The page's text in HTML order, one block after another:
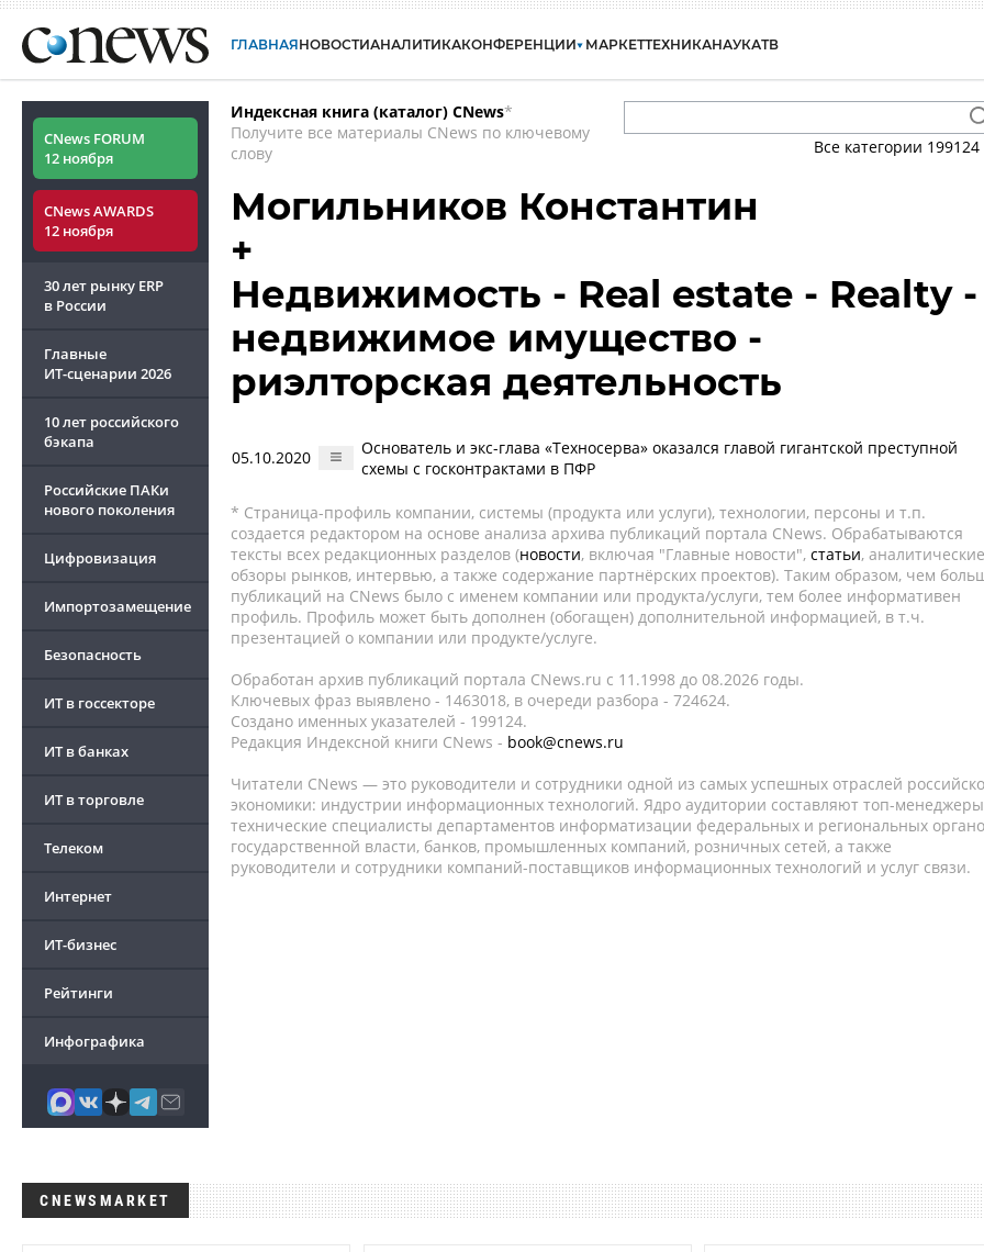
ГЛАВНАЯНОВОСТИАНАЛИТИКАКОНФЕРЕНЦИИ МАРКЕТТЕХНИКАНАУКАТВ
CNews FORUM
12 ноября
CNews AWARDS
12 ноября
30 лет рынку ERP
в России
Главные
ИТ-сценарии 2026
10 лет российского
бэкапа
Российские ПАКи
нового поколения
Цифровизация
Импортозамещение
Безопасность
ИТ в госсекторе
ИТ в банках
ИТ в торговле
Телеком
Интернет
ИТ-бизнес
Рейтинги
Инфографика
Индексная книга (каталог) CNews*
Получите все материалы CNews по ключевому
слову
Все категории 199124
Могильников Константин
+
Недвижимость - Real estate - Realty -
недвижимое имущество -
риэлторская деятельность
05.10.2020
Основатель и экс-глава «Техносерва» оказался главой гигантской преступной
схемы с госконтрактами в ПФР
* Страница-профиль компании, системы (продукта или услуги), технологии, персоны и т.п.
создается редактором на основе анализа архива публикаций портала CNews. Обрабатываются
тексты всех редакционных разделов (новости, включая "Главные новости", статьи, аналитические
обзоры рынков, интервью, а также содержание партнёрских проектов). Таким образом, чем
публикаций на CNews было с именем компании или продукта/услуги, тем более информативен
профиль. Профиль может быть дополнен (обогащен) дополнительной информацией, в т.ч.
презентацией о компании или продукте/услуге.
Обработан архив публикаций портала CNews.ru c 11.1998 до 08.2026 годы.
Ключевых фраз выявлено - 1463018, в очереди разбора - 724624.
Создано именных указателей - 199124.
Редакция Индексной книги CNews - book@cnews.ru
Читатели CNews — это руководители и сотрудники одной из самых успешных отраслей
экономики: индустрии информационных технологий. Ядро аудитории составляют топ-
технические специалисты департаментов информатизации федеральных и региональных
государственной власти, банков, промышленных компаний, розничных сетей, а также
руководители и сотрудники компаний-поставщиков информационных технологий и услуг связи.
CNEWSMARKET